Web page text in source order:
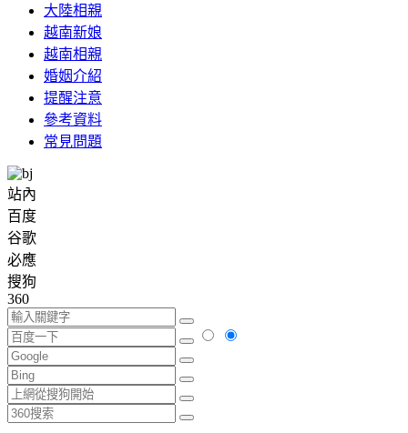
大陸相親
越南新娘
越南相親
婚姻介紹
提醒注意
參考資料
常見問題
站內
百度
谷歌
必應
搜狗
360